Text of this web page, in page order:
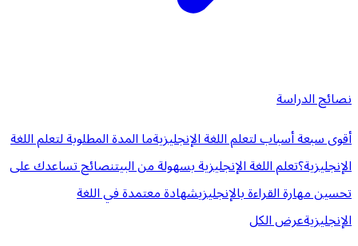
نصائح الدراسة
أقوى سبعة أسباب لتعلم اللغة الإنجليزيةما المدة المطلوبة لتعلم اللغة
الإنجليزية؟تعلم اللغة الإنجليزية بسهولة من البيتنصائح تساعدك على
تحسين مهارة القراءة بالإنجليزيشهادة معتمدة في اللغة
الإنجليزيةعرض الكل